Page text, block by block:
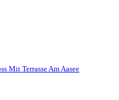
Mit Terrasse Am Aasee